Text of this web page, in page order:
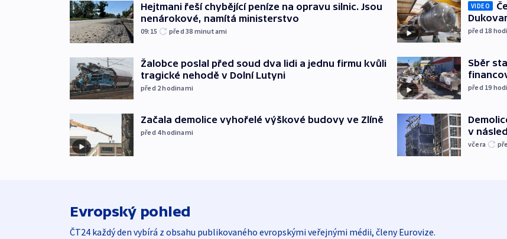
Hejtmani řeší chybějící peníze na opravu silnic. Jsou
nenárokové, namítá ministerstvo
09:15 před 38 minutami
Žalobce poslal před soud dva lidi a jednu firmu kvůli
tragické nehodě v Dolní Lutyni
před 2hodinami
Začala demolice vyhořelé výškové budovy ve Zlíně
před 4hodinami
VIDEO
před 18
Sběr
před 19
v
včera
Evropský pohled
ČT24 každý den vybírá z obsahu publikovaného evropskými veřejnými médii, členy Eurovize.